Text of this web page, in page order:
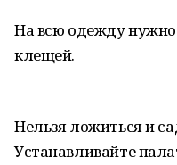
На всю одежду нужно
клещей.
Нельзя ложиться и
Устанавливайте